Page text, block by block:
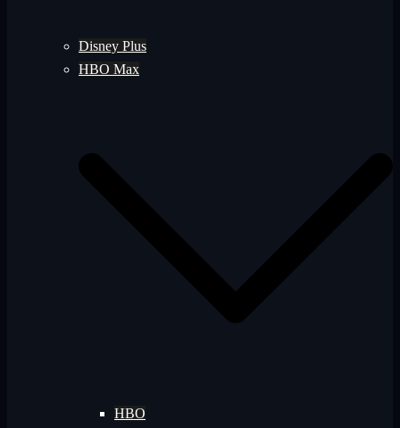
Disney Plus
HBO Max
HBO